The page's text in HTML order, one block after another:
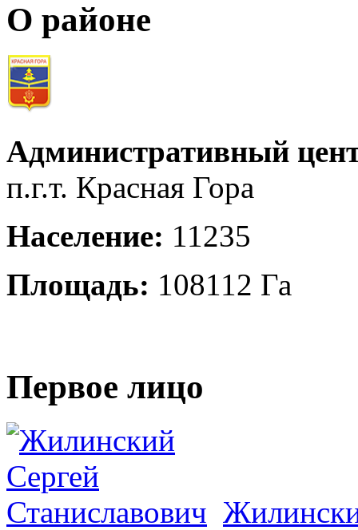
О районе
Административный
п.г.т. Красная Гора
Население: 11235
Площадь: 108112 Га
Первое лицо